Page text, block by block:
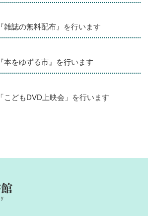
『雑誌の無料配布』を行います
『本をゆずる市』を行います
「こどもDVD上映会」を行います